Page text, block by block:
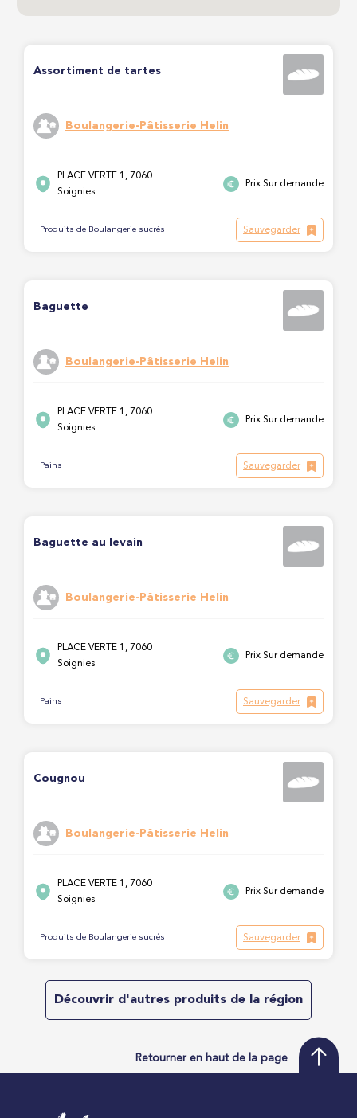
Assortiment de tartes
Boulangerie-Pâtisserie Helin
PLACE VERTE 1, 7060
Soignies
Prix Sur demande
Produits de Boulangerie sucrés Sauvegarder
Baguette
Boulangerie-Pâtisserie Helin
PLACE VERTE 1, 7060
Soignies
Prix Sur demande
Pains Sauvegarder
Baguette au levain
Boulangerie-Pâtisserie Helin
PLACE VERTE 1, 7060
Soignies
Prix Sur demande
Pains Sauvegarder
Cougnou
Boulangerie-Pâtisserie Helin
PLACE VERTE 1, 7060
Soignies
Prix Sur demande
Produits de Boulangerie sucrés Sauvegarder
Découvrir d'autres produits de la région
Retourner en haut de la page